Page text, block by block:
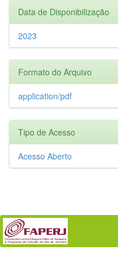
Data de Disponibilização
2023
Formato do Arquivo
application/pdf
Tipo de Acesso
Acesso Aberto